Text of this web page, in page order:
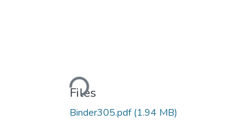
Loading...
Files
Binder305.pdf(1.94 MB)